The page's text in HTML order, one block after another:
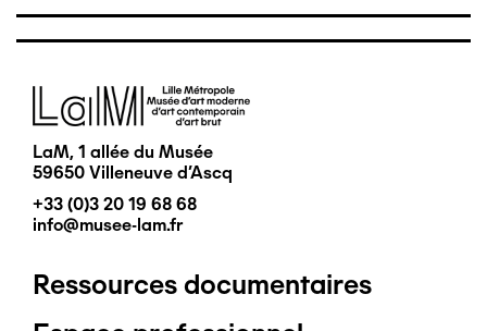
Image
LaM, 1 allée du Musée
59650 Villeneuve d'Ascq
+33 (0)3 20 19 68 68
info@musee-lam.fr
Pied
Ressources documentaires